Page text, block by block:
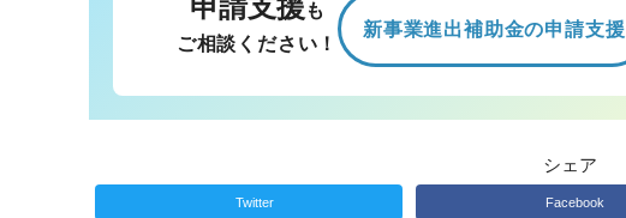
申請支援 も
ご相談ください！
新事業進出補助金の申請支援
シェア
Twitter Facebook